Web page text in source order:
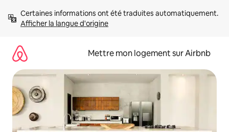
directement
Afficher la langue d'origine
Mettre mon logement sur Airbnb